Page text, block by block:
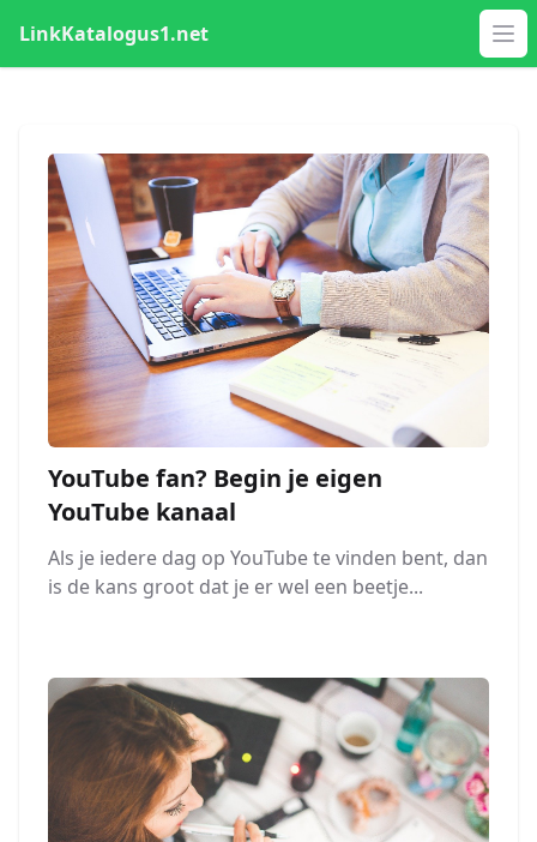
LinkKatalogus1.net
YouTube fan? Begin je eigen
YouTube kanaal
Als je iedere dag op YouTube te vinden bent, dan
is de kans groot dat je er wel een beetje...